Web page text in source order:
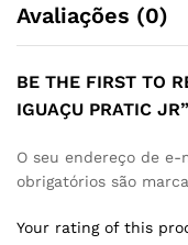
Avaliações (0)
BE THE FIRST TO
IGUAÇU PRATIC JR”
O seu endereço de
obrigatórios são
Your rating of this